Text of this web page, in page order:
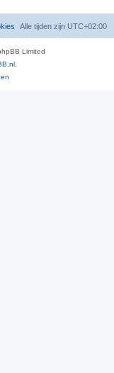
Alle tijden zijn UTC+02:00
Limited